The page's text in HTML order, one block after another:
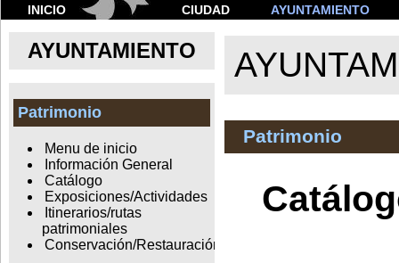
INICIO CIUDAD AYUNTAMIENTO
AYUNTAMIENTO
Patrimonio
Menu de inicio
Información General
Catálogo
Exposiciones/Actividades
Itinerarios/rutas
patrimoniales
Conservación/Restauración
Patrimonio